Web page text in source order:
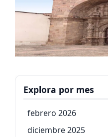
Explora por mes
febrero 2026
diciembre 2025